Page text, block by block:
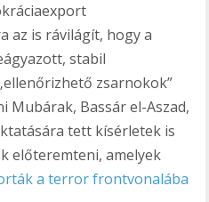
az is rávilágít, hogy a
stabil
zsarnokok”
Mubárak, Bassár el-Aszad,
tett kísérletek is
előteremteni, amelyek
a terror frontvonalába